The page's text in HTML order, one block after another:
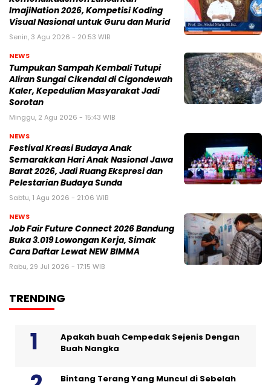
ImajiNation 2026, Kompetisi Koding
Visual Nasional untuk Guru dan Murid
Senin, 3 Agu 2026 - 20:53 WIB
NEWS
Tumpukan Sampah Kembali Tutupi
Aliran Sungai Cikendal di Cigondewah
Kaler, Kepedulian Masyarakat Jadi
Sorotan
Minggu, 2 Agu 2026 - 15:43 WIB
NEWS
Festival Kreasi Budaya Anak
Semarakkan Hari Anak Nasional Jawa
Barat 2026, Jadi Ruang Ekspresi dan
Pelestarian Budaya Sunda
Sabtu, 1 Agu 2026 - 21:06 WIB
NEWS
Job Fair Future Connect 2026 Bandung
Buka 3.019 Lowongan Kerja, Simak
Cara Daftar Lewat NEW BIMMA
Rabu, 29 Jul 2026 - 17:15 WIB
TRENDING
Apakah buah Cempedak Sejenis Dengan
Buah Nangka
Bintang Terang Yang Muncul di Sebelah